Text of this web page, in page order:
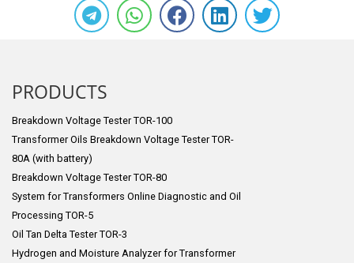
PRODUCTS
Breakdown Voltage Tester TOR-100
Transformer Oils Breakdown Voltage Tester TOR-
80A (with battery)
Breakdown Voltage Tester TOR-80
System for Transformers Online Diagnostic and Oil
Processing TOR-5
Oil Tan Delta Tester TOR-3
Hydrogen and Moisture Analyzer for Transformer